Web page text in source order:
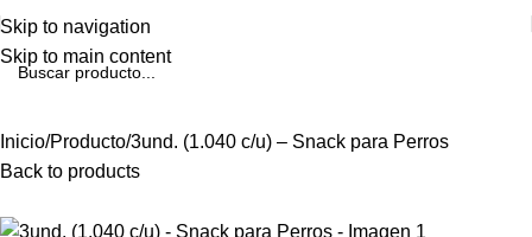
Skip to navigation
Skip to main content
Inicio Producto 3und. (1.040 c/u) – Snack para Perros
Back to products